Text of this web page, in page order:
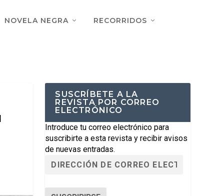
NOVELA NEGRA RECORRIDOS
SUSCRÍBETE A LA
REVISTA POR CORREO
ELECTRÓNICO
Introduce tu correo electrónico para
suscribirte a esta revista y recibir avisos
de nuevas entradas.